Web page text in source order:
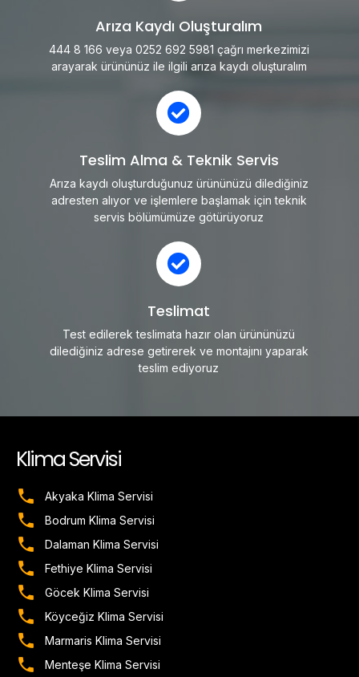
Arıza Kaydı Oluşturalım
444 8 166 veya 0252 692 5981 çağrı merkezimizi
arayarak ürününüz ile ilgili arıza kaydı oluşturalım
Teslim Alma & Teknik Servis
Arıza kaydı oluşturduğunuz ürününüzü dilediğiniz
adresten alıyor ve işlemlere başlamak için teknik
servis bölümümüze götürüyoruz
Teslimat
Test edilerek teslimata hazır olan ürününüzü
dilediğiniz adrese getirerek ve montajını yaparak
teslim ediyoruz
Klima Servisi
Akyaka Klima Servisi
Bodrum Klima Servisi
Dalaman Klima Servisi
Fethiye Klima Servisi
Göcek Klima Servisi
Köyceğiz Klima Servisi
Marmaris Klima Servisi
Menteşe Klima Servisi